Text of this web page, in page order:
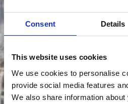
Consent Details
This website uses cookies
We use cookies to personalise
provide social media features
We also share information